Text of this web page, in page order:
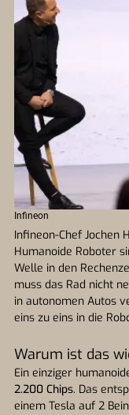
Infineon
Infineon-Chef Jochen
Humanoide Roboter
Welle in den
muss das Rad nicht
in autonomen Autos
eins zu eins in die
Warum ist das
Ein einziger
2.200 Chips. Das
einem Tesla auf 2